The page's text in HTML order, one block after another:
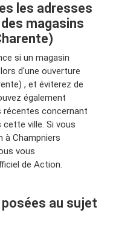
les adresses
magasins
si un magasin
d'une ouverture
, et éviterez de
également
concernant
ville. Si vous
à Champniers
vous
de Action.
au sujet